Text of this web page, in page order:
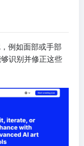
例如面部或手部
识别并修正这些